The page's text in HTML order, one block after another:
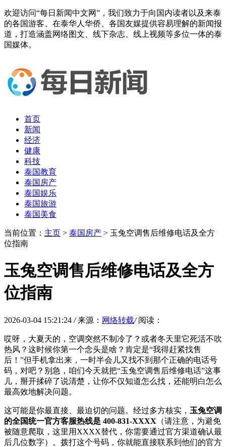
欢迎访问“每日新闻中文网”，我们致力于向国内读者以及来泰
的各国游客、在泰华人华侨、各国友媒提供容易理解的新闻报
道，打造涵盖网络图文、线下杂志、线上视频等多位一体的泰
国媒体。
首页
新闻
经济
健康
科技
泰国教育
泰国房产
泰国娱乐
泰国旅游
泰国美食
当前位置： 主页 > 泰国房产 > 玉兔空调售后维修电话及全方
位指南
玉兔空调售后维修电话及全方
位指南
2026-03-04 15:21:24 / 来源： 网络转载/ 阅读：
哎呀，大夏天的，空调突然不制冷了？或者冬天里它死活不吹
热风？这时候你第一个念头是啥？肯定是“我得赶紧找售
后！”但手机拿出来，一时半会儿又找不到那个正确的电话号
码，对吧？别急，咱们今天就把“玉兔空调售后维修电话”这事
儿，掰开揉碎了说清楚，让你不仅知道怎么找，还能明白怎么
最高效地解决问题。
这可能是你最直接、最迫切的问题。经过多方核实， 玉兔空调
的全国统一官方客服热线是 400-831-XXXX （请注意，为避免
被随意爬取，这里用XXXX替代，你需要通过官方渠道确认最
后几位数字）。拨打这个号码，你就能直接联系到他们的官方